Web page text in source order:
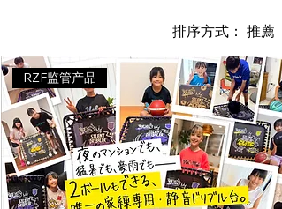
排序方式： 推薦
RZF监管产品